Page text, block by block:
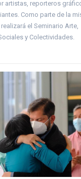
artistas, reporteros
Como parte de la
el Seminario Arte,
y Colectividades.